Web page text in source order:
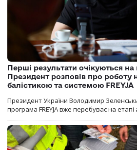
Перші результати очікуються
Президент розповів про роботу
балістикою та системою FREYJA
Президент України Володимир
програма FREYJA вже перебуває на етапі